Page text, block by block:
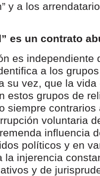
y a los
es un contrato
es independiente
a los
su vez, que la
estos grupos de
siempre contrarios
voluntaria
influencia
políticos y en
la injerencia
y de